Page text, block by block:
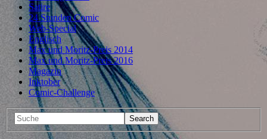
Satire
24 Stunden Comic
Web-Special
Englisch
Max und Moritz-Preis 2014
Max und Moritz-Preis 2016
Magazin
Inktober
Comic-Challenge